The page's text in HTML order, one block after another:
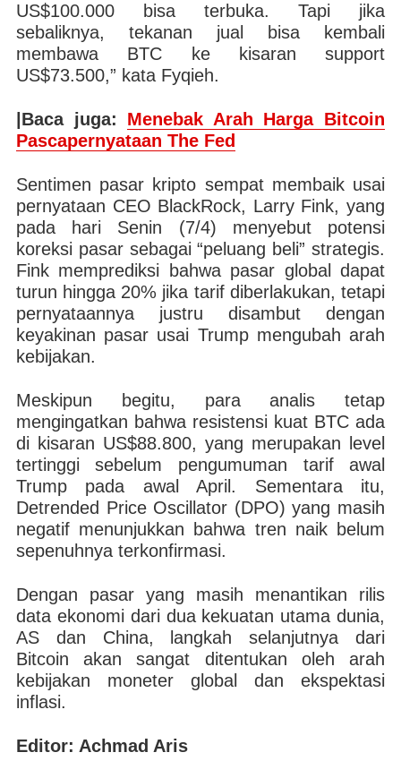
US$100.000 bisa terbuka. Tapi jika
sebaliknya, tekanan jual bisa kembali
membawa BTC ke kisaran support
US$73.500,” kata Fyqieh.
|Baca juga: Menebak Arah Harga Bitcoin
Pascapernyataan The Fed
Sentimen pasar kripto sempat membaik usai
pernyataan CEO BlackRock, Larry Fink, yang
pada hari Senin (7/4) menyebut potensi
koreksi pasar sebagai “peluang beli” strategis.
Fink memprediksi bahwa pasar global dapat
turun hingga 20% jika tarif diberlakukan, tetapi
pernyataannya justru disambut dengan
keyakinan pasar usai Trump mengubah arah
kebijakan.
Meskipun begitu, para analis tetap
mengingatkan bahwa resistensi kuat BTC ada
di kisaran US$88.800, yang merupakan level
tertinggi sebelum pengumuman tarif awal
Trump pada awal April. Sementara itu,
Detrended Price Oscillator (DPO) yang masih
negatif menunjukkan bahwa tren naik belum
sepenuhnya terkonfirmasi.
Dengan pasar yang masih menantikan rilis
data ekonomi dari dua kekuatan utama dunia,
AS dan China, langkah selanjutnya dari
Bitcoin akan sangat ditentukan oleh arah
kebijakan moneter global dan ekspektasi
inflasi.
Editor: Achmad Aris